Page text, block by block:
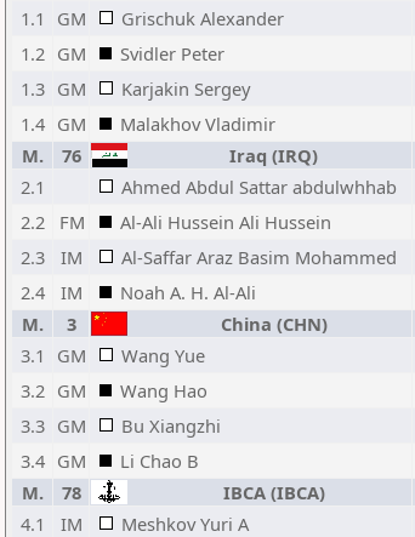
1.1
GM Grischuk Alexander
1.2 GM Svidler Peter
1.3 GM Karjakin Sergey
1.4 GM Malakhov Vladimir
M.
76 Iraq (IRQ)
2.1
Ahmed Abdul Sattar abdulwhhab
2.2
FM Al-Ali Hussein Ali Hussein
2.3
IM Al-Saffar Araz Basim Mohammed
2.4
IM Noah A. H. Al-Ali
M.
3 China (CHN)
3.1
GM Wang Yue
3.2 GM Wang Hao
3.3 GM Bu Xiangzhi
3.4 GM Li Chao B
M.
78 IBCA (IBCA)
4.1
IM Meshkov Yuri A